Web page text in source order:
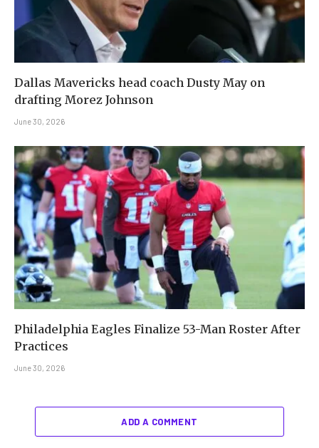
Dallas Mavericks head coach Dusty May on
drafting Morez Johnson
June 30, 2026
Philadelphia Eagles Finalize 53-Man Roster After
Practices
June 30, 2026
ADD A COMMENT